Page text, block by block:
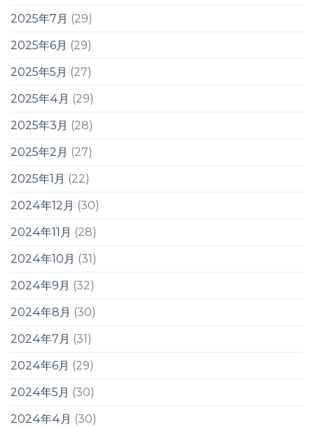
2025年7月 (29)
2025年6月 (29)
2025年5月 (27)
2025年4月 (29)
2025年3月 (28)
2025年2月 (27)
2025年1月 (22)
2024年12月 (30)
2024年11月 (28)
2024年10月 (31)
2024年9月 (32)
2024年8月 (30)
2024年7月 (31)
2024年6月 (29)
2024年5月 (30)
2024年4月 (30)